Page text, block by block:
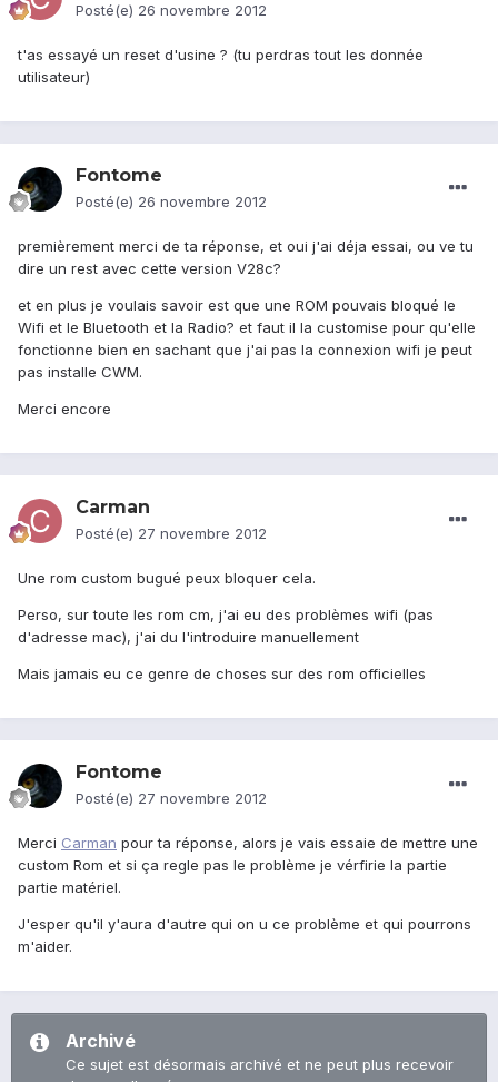
Posté(e) 26 novembre 2012
t'as essayé un reset d'usine ? (tu perdras tout les donnée
utilisateur)
Fontome
Posté(e) 26 novembre 2012
premièrement merci de ta réponse, et oui j'ai déja essai, ou ve tu
dire un rest avec cette version V28c?
et en plus je voulais savoir est que une ROM pouvais bloqué le
Wifi et le Bluetooth et la Radio? et faut il la customise pour qu'elle
fonctionne bien en sachant que j'ai pas la connexion wifi je peut
pas installe CWM.
Merci encore
Carman
Posté(e) 27 novembre 2012
Une rom custom bugué peux bloquer cela.
Perso, sur toute les rom cm, j'ai eu des problèmes wifi (pas
d'adresse mac), j'ai du l'introduire manuellement
Mais jamais eu ce genre de choses sur des rom officielles
Fontome
Posté(e) 27 novembre 2012
Merci Carman pour ta réponse, alors je vais essaie de mettre une
custom Rom et si ça regle pas le problème je vérfirie la partie
partie matériel.
J'esper qu'il y'aura d'autre qui on u ce problème et qui pourrons
m'aider.
Archivé
Ce sujet est désormais archivé et ne peut plus recevoir